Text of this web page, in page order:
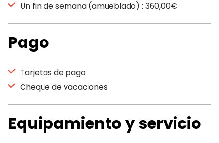
Un fin de semana (amueblado) : 360,00€
Pago
Tarjetas de pago
Cheque de vacaciones
Equipamiento y servicio